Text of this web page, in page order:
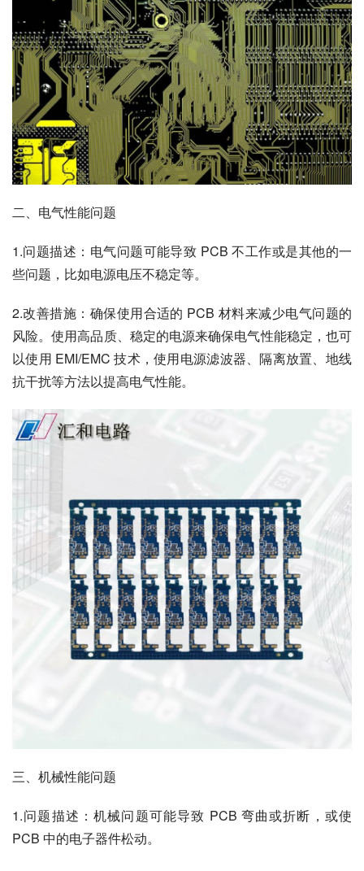
二、电气性能问题
1.问题描述：电气问题可能导致 PCB 不工作或是其他的一
些问题，比如电源电压不稳定等。
2.改善措施：确保使用合适的 PCB 材料来减少电气问题的
风险。使用高品质、稳定的电源来确保电气性能稳定，也可
以使用 EMI/EMC 技术，使用电源滤波器、隔离放置、地线
抗干扰等方法以提高电气性能。
三、机械性能问题
1.问题描述：机械问题可能导致 PCB 弯曲或折断，或使
PCB 中的电子器件松动。